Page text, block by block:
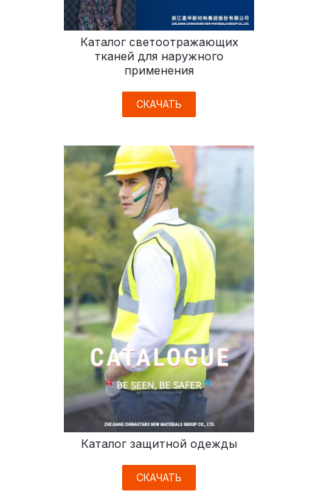
Каталог светоотражающих
тканей для наружного
применения
СКАЧАТЬ
Каталог защитной одежды
СКАЧАТЬ